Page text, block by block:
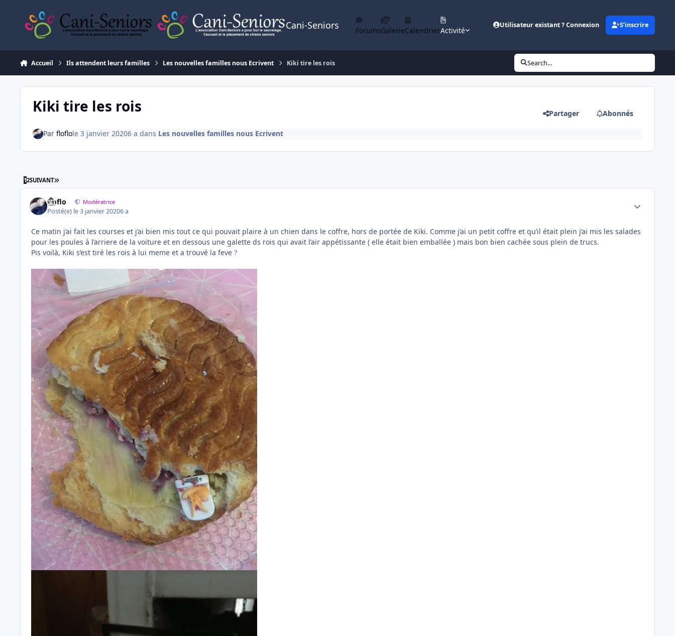
Cani-Seniors ForumsGalerieCalendrierActivité
Utilisateur existant ? Connexion S’inscrire
Accueil Ils attendent leurs familles Les nouvelles familles nous Ecrivent Kiki tire les rois Search...
Kiki tire les rois Partager Abonnés
Par floflole 3 janvier 20206 a dans Les nouvelles familles nous Ecrivent
12SUIVANT DERNIÈRE PAGE
floflo Modératrice
Posté(e) le 3 janvier 20206 a
Ce matin j’ai fait les courses et j’ai bien mis tout ce qui pouvait plaire à un chien dans le coffre, hors de portée de Kiki. Comme j’ai un petit coffre et qu’il était plein j’ai mis les salades
pour les poules à l’arriere de la voiture et en dessous une galette ds rois qui avait l’air appétissante ( elle était bien emballée ) mais bon bien cachée sous plein de trucs.
Pis voilà, Kiki s’est tiré les rois à lui meme et a trouvé la feve ?